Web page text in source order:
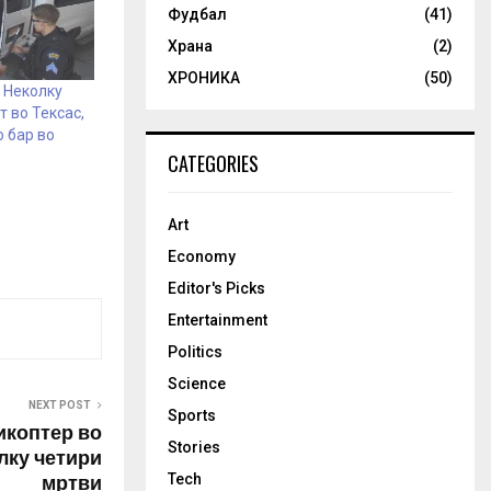
во Тексас,
бар во
NEXT POST
во
четири
Фудбал
(41)
Храна
(2)
ХРОНИКА
(50)
CATEGORIES
Art
Economy
Editor's Picks
Entertainment
Politics
Science
Sports
Stories
Tech